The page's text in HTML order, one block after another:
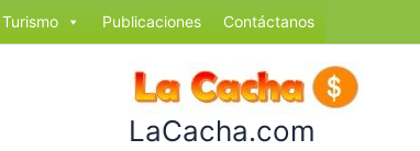
Turismo Publicaciones Contáctanos
LaCacha.com